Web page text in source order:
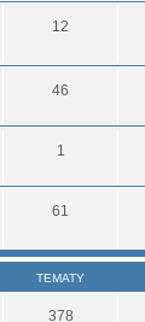
12
46
1
61
TEMATY
378